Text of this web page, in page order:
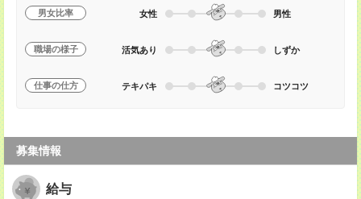
男女比率 女性 男性
職場の様子 活気あり しずか
仕事の仕方 テキパキ コツコツ
募集情報
給与